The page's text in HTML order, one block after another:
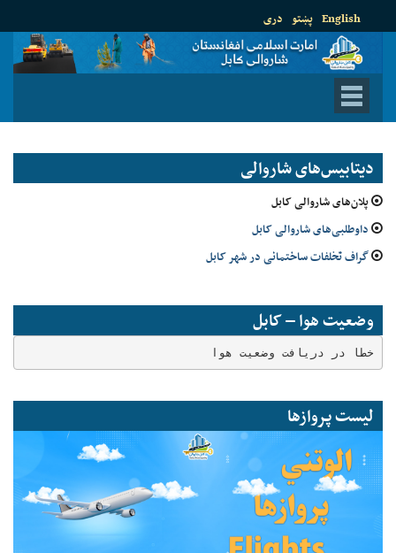
دری پښتو English
دیتابیس‌های شاروالی
پلان‌های شاروالی کابل
داوطلبی‌های شاروالی کابل
گراف تخلفات ساختمانی در شهر کابل
وضعیت هوا – کابل
خطا در دریافت وضعیت هوا
لیست پروازها